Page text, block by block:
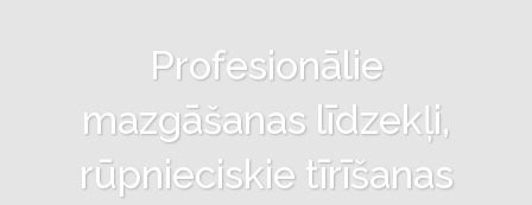
Profesionālie
mazgāšanas līdzekļi,
rūpnieciskie tīrīšanas